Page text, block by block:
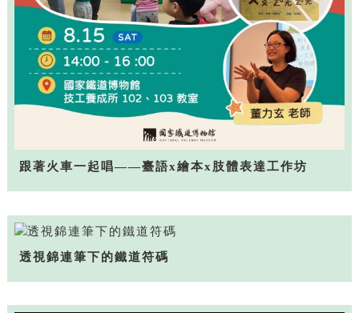
跟著火車一起唱——臺語x繪本x肢體表達工作坊
透視錦連筆下的鐵道符碼